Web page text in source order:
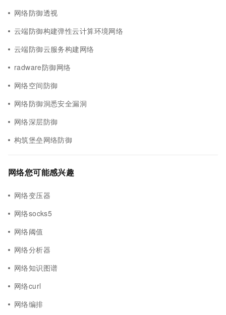
网络防御透视
云端防御构建弹性云计算环境网络
云端防御云服务构建网络
radware防御网络
网络空间防御
网络防御洞悉安全漏洞
网络深层防御
构筑堡垒网络防御
网络您可能感兴趣
网络变压器
网络socks5
网络阈值
网络分析器
网络知识图谱
网络curl
网络编排